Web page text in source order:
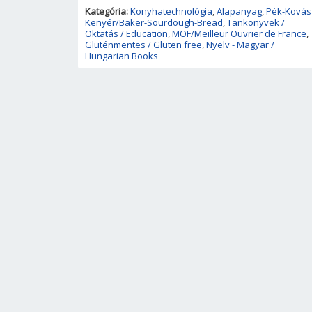
Kategória:Konyhatechnológia,Alapanyag,Pék-
Kenyér/Baker-Sourdough-Bread,Tankönyvek /
Oktatás / Education,MOF/Meilleur Ouvrier de France,
Gluténmentes / Gluten free,Nyelv - Magyar /
Hungarian Books